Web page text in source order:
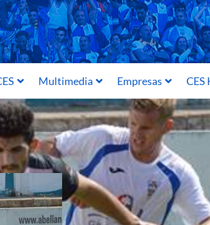
Multimedia Empresas CES